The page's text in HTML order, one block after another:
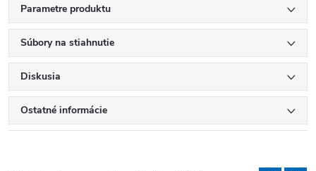
Parametre produktu
Súbory na stiahnutie
Diskusia
Ostatné informácie